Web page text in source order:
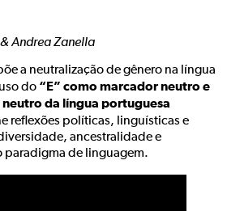
Andrea Zanella
a neutralização de gênero na língua
do “E” como marcador neutro e
da língua portuguesa
reflexões políticas, linguísticas e
ancestralidade e
paradigma de linguagem.